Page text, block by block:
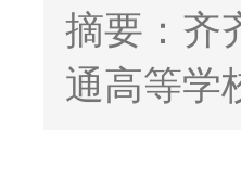
摘要：齐
通高等学